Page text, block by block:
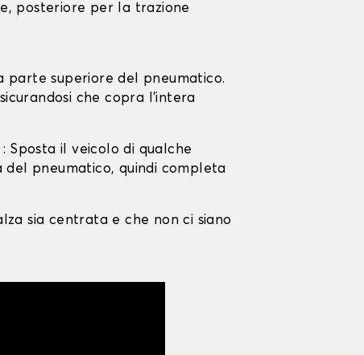
posteriore per la trazione
parte superiore del pneumatico.
che copra l'intera
: Sposta il veicolo di qualche
pneumatico, quindi completa
sia centrata e che non ci siano